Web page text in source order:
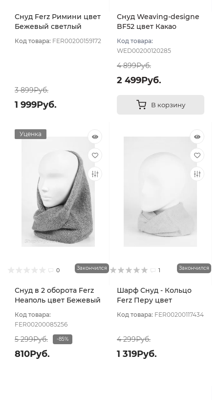
Снуд Ferz Римини цвет
Бежевый светлый
Код товара: FER00200159172
3 899Руб.
1 999Руб.
Снуд Weaving-designe
BF52 цвет Какао
Код товара:
WED00200120285
4 899Руб.
2 499Руб.
В корзину
Уценка
0 Закончился
Снуд в 2 оборота Ferz
Неаполь цвет Бежевый
Код товара:
FER00200085256
5 299Руб. -85%
810Руб.
1 Закончился
Шарф Снуд - Кольцо
Ferz Перу цвет
Код товара: FER00200117434
4 299Руб.
1 319Руб.